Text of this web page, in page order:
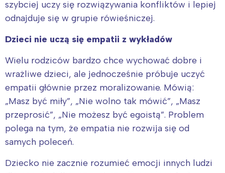
szybciej uczy się rozwiązywania konfliktów i lepiej
odnajduje się w grupie rówieśniczej.
Dzieci nie uczą się empatii z wykładów
Wielu rodziców bardzo chce wychować dobre i
wrażliwe dzieci, ale jednocześnie próbuje uczyć
empatii głównie przez moralizowanie. Mówią:
„Masz być miły”, „Nie wolno tak mówić”, „Masz
przeprosić”, „Nie możesz być egoistą”. Problem
polega na tym, że empatia nie rozwija się od
samych poleceń.
Dziecko nie zacznie rozumieć emocji innych ludzi